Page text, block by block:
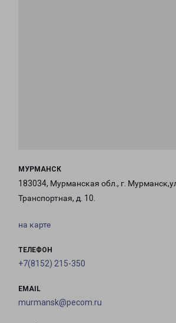
МУРМАНСК
183034, Мурманская обл., г.
Транспортная, д. 10.
на карте
ТЕЛЕФОН
+7(8152) 215-350
EMAIL
murmansk@pecom.ru